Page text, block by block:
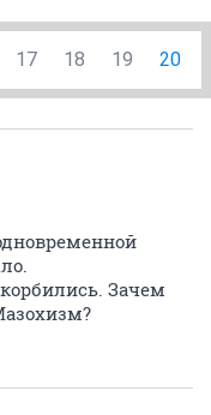
17 18 19 20
Зачем